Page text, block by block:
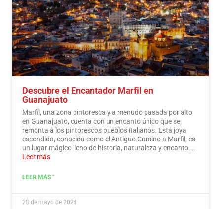
Descubre el Encantador Marfil en
Guanajuato
Marfil, una zona pintoresca y a menudo pasada por alto
en Guanajuato, cuenta con un encanto único que se
remonta a los pintorescos pueblos italianos. Esta joya
escondida, conocida como el Antiguo Camino a Marfil, es
un lugar mágico lleno de historia, naturaleza y encanto.…
Leer más
LEER MÁS "
28 de mayo de 2024